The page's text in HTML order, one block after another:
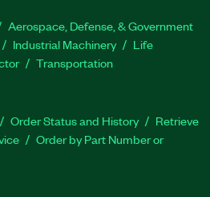
Aerospace, Defense, & Government
Industrial Machinery
Life
Transportation
Order Status and History
Retrieve
Order by Part Number or